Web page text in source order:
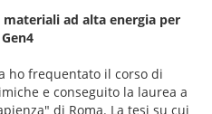
materiali ad alta energia per
ho frequentato il corso di
e conseguito la laurea a
di Roma. La tesi su cui